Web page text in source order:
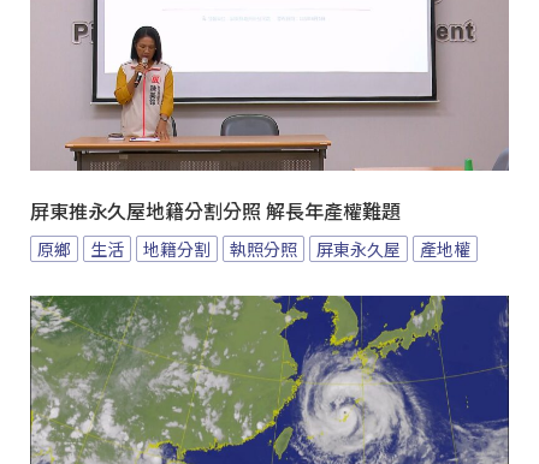
屏東推永久屋地籍分割分照 解長年產權難題
原鄉 生活 地籍分割 執照分照 屏東永久屋 產地權